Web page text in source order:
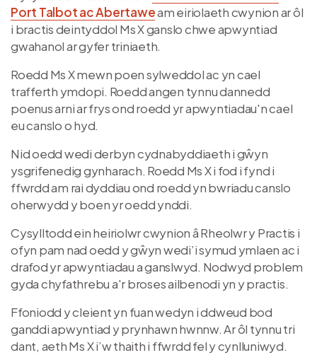
Port Talbot ac Abertaweam eiriolaeth cwynion ar ôl
i bractis deintyddol Ms X ganslo chwe apwyntiad
gwahanol ar gyfer triniaeth.
Roedd Ms X mewn poen sylweddol ac yn cael
trafferth ymdopi. Roedd angen tynnu dannedd
poenus arni ar frys ond roedd yr apwyntiadau'n cael
eu canslo o hyd.
Nid oedd wedi derbyn cydnabyddiaeth i gŵyn
ysgrifenedig gynharach. Roedd Ms X i fod i fynd i
ffwrdd am rai dyddiau ond roedd yn bwriadu canslo
oherwydd y boen yr oedd ynddi.
Cysylltodd ein heiriolwr cwynion â Rheolwr y Practis i
ofyn pam nad oedd y gŵyn wedi’i symud ymlaen ac i
drafod yr apwyntiadau a ganslwyd. Nodwyd problem
gyda chyfathrebu a'r broses ailbenodi yn y practis.
Ffoniodd y cleient yn fuan wedyn i ddweud bod
ganddi apwyntiad y prynhawn hwnnw. Ar ôl tynnu tri
dant, aeth Ms X i’w thaith i ffwrdd fel y cynlluniwyd.